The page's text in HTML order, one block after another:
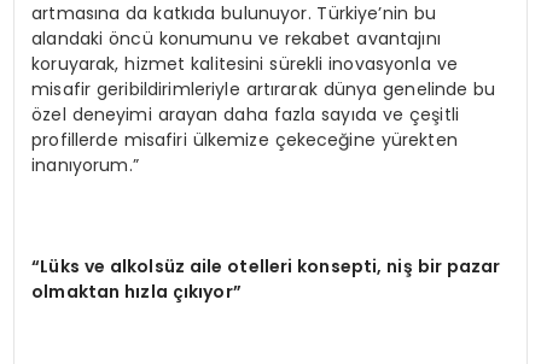
artmasına da katkıda bulunuyor. Türkiye’nin bu
alandaki öncü konumunu ve rekabet avantajını
koruyarak, hizmet kalitesini sürekli inovasyonla ve
misafir geribildirimleriyle artırarak dünya genelinde bu
özel deneyimi arayan daha fazla sayıda ve çeşitli
profillerde misafiri ülkemize çekeceğine yürekten
inanıyorum.”
“Lüks ve alkolsüz aile otelleri konsepti, niş bir pazar
olmaktan hızla çıkıyor”